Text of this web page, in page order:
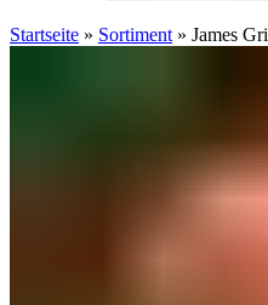
Startseite » Sortiment » James